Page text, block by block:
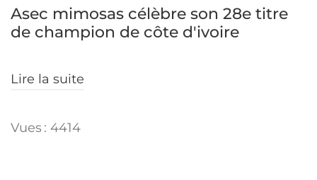
Asec mimosas célèbre son 28e titre
de champion de côte d'ivoire
Lire la suite
Vues : 4414